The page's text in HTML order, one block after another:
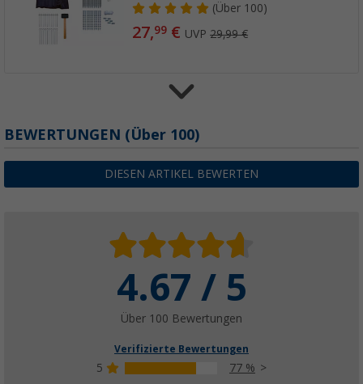
(Über100)
27,99 € UVP29,99 €
Berger Reflektierende Spannleine, 4er-Pack
9, 99€UVP11,99 €
Berger Glow In The Dark Zeltleine, 20 m
(37)
12, 99€UVP14,99 €
BEWERTUNGEN (Über 100)
DIESEN ARTIKEL BEWERTEN
4.67 / 5
Über 100 Bewertungen
Verifizierte Bewertungen
5
77 %